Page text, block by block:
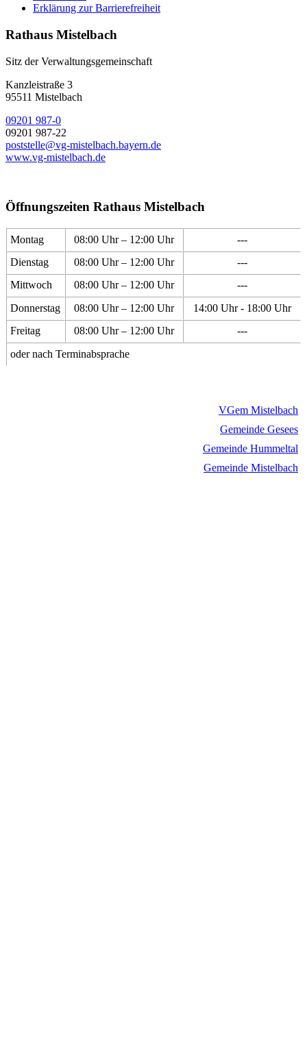
Erklärung zur Barrierefreiheit
Rathaus Mistelbach
Sitz der Verwaltungsgemeinschaft
Kanzleistraße 3
95511 Mistelbach
09201 987-0
09201 987-22
poststelle@vg-mistelbach.bayern.de
www.vg-mistelbach.de
Öffnungszeiten Rathaus Mistelbach
Montag 08:00 Uhr – 12:00 Uhr
---
Dienstag
08:00 Uhr – 12:00 Uhr
---
Mittwoch
08:00 Uhr – 12:00 Uhr
---
Donnerstag
08:00 Uhr – 12:00 Uhr
14:00 Uhr - 18:00 Uhr
Freitag
08:00 Uhr – 12:00 Uhr
---
oder nach Terminabsprache
VGem Mistelbach
Gemeinde Gesees
Gemeinde Hummeltal
Gemeinde Mistelbach